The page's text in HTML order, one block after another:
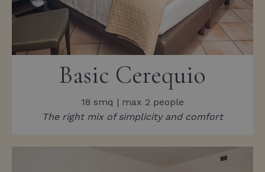
Basic Cerequio
18 smq | max 2 people
The right mix of simplicity and comfort